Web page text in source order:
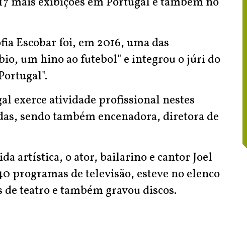
Escobar foi, em 2016, uma das
um hino ao futebol" e integrou o júri do
exerce atividade profissional nestes
sendo também encenadora, diretora de
artística, o ator, bailarino e cantor Joel
programas de televisão, esteve no elenco
de teatro e também gravou discos.